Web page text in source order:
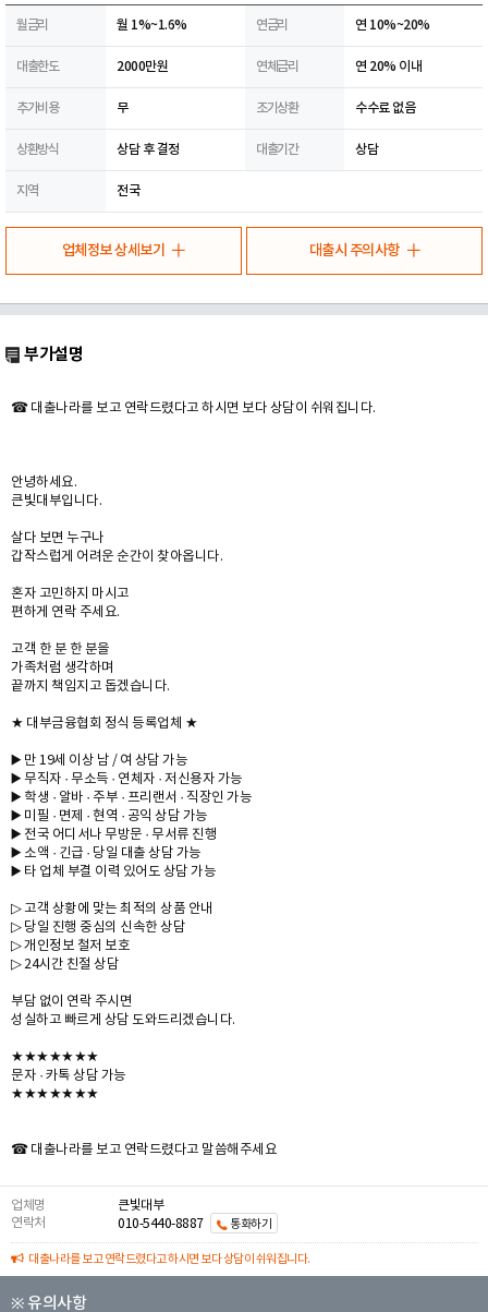
월금리 월 1%~1.6% 연금리 연 10%~20%
대출한도 2000만원 연체금리 연 20% 이내
추가비용 무 조기상환 수수료 없음
상환방식 상담 후 결정 대출기간 상담
지역 전국
업체정보 상세보기 대출시 주의사항
부가설명
☎ 대출나라를 보고 연락드렸다고 하시면 보다 상담이 쉬워집니다.
안녕하세요.
큰빛대부입니다.
살다 보면 누구나
갑작스럽게 어려운 순간이 찾아옵니다.
혼자 고민하지 마시고
편하게 연락 주세요.
고객 한 분 한 분을
가족처럼 생각하며
끝까지 책임지고 돕겠습니다.
★ 대부금융협회 정식 등록업체 ★
▶️ 만 19세 이상 남 / 여 상담 가능
▶️ 무직자 · 무소득 · 연체자 · 저신용자 가능
▶️ 학생 · 알바 · 주부 · 프리랜서 · 직장인 가능
▶️ 미필 · 면제 · 현역 · 공익 상담 가능
▶️ 전국 어디서나 무방문 · 무서류 진행
▶️ 소액 · 긴급 · 당일 대출 상담 가능
▶️ 타 업체 부결 이력 있어도 상담 가능
▷ 고객 상황에 맞는 최적의 상품 안내
▷ 당일 진행 중심의 신속한 상담
▷ 개인정보 철저 보호
▷ 24시간 친절 상담
부담 없이 연락 주시면
성실하고 빠르게 상담 도와드리겠습니다.
★★★★★★★
문자 · 카톡 상담 가능
★★★★★★★
☎ 대출나라를 보고 연락드렸다고 말씀해주세요
업체명
큰빛대부
연락처
010-5440-8887 통화하기
대출나라를 보고 연락드렸다고 하시면 보다 상담이 쉬워집니다.
※ 유의사항